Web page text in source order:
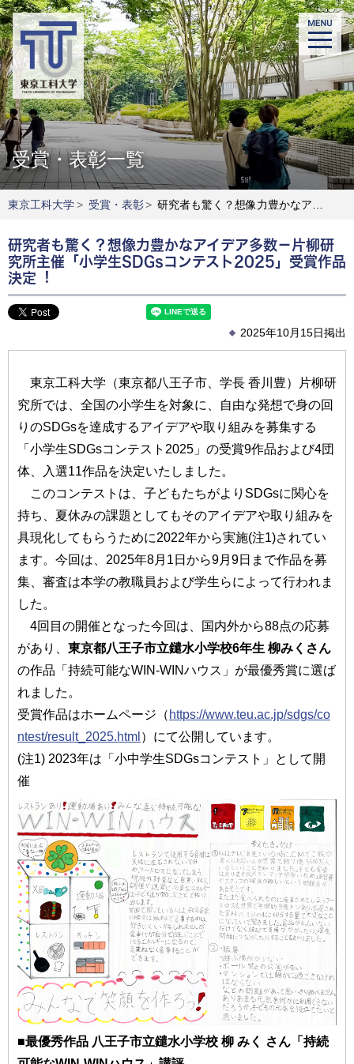
受賞・表彰一覧
東京工科大学> 受賞・表彰> 研究者も驚く？想像⼒豊かなアイデア多数－⽚柳研究所主催「⼩学⽣SDGsコンテスト2025」受賞作品決定︕
研究者も驚く？想像⼒豊かなアイデア多数－⽚柳研
究所主催「⼩学⽣SDGsコンテスト2025」受賞作品
決定︕
2025年10月15日掲出
東京⼯科⼤学（東京都⼋王⼦市、学⻑ ⾹川豊）⽚柳研
究所では、全国の⼩学⽣を対象に、⾃由な発想で⾝の回
りのSDGsを達成するアイデアや取り組みを募集する
「⼩学⽣SDGsコンテスト2025」の受賞9作品および4団
体、⼊選11作品を決定いたしました。
このコンテストは、⼦どもたちがよりSDGsに関⼼を
持ち、夏休みの課題としてもそのアイデアや取り組みを
具現化してもらうために2022年から実施(注1)されてい
ます。今回は、2025年8⽉1⽇から9⽉9⽇まで作品を募
集、審査は本学の教職員および学⽣らによって⾏われま
した。
4回⽬の開催となった今回は、国内外から88点の応募
があり、 東京都⼋王⼦市⽴鑓⽔⼩学校6年⽣ 柳みくさん
の作品「持続可能なWIN-WINハウス」が最優秀賞に選ば
れました。
受賞作品はホームページ（ https://www.teu.ac.jp/sdgs/co
ntest/result_2025.html ）にて公開しています。
(注1) 2023年は「⼩中学⽣SDGsコンテスト」として開
催
■最優秀作品 ⼋王⼦市⽴鑓⽔⼩学校 柳 みく さん「持続